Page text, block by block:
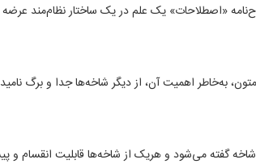
«اصطلاحات» يک علم در يک ساختار
به‌خاطر اهميت آن، از ديگر شاخه‌ها جدا و برگ
گفته می‌شود و هريک از شاخه‌ها قابليت انقسام و